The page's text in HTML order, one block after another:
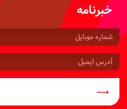
خبرنامه
شماره
موبایل:
آدرس
ایمیل: